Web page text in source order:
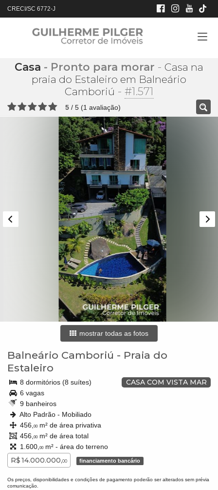
CRECI/SC 6772-J
Casa - Pronto para morar - Casa na
praia do Estaleiro em Balneário
Camboriú - #1.571
5 / 5 (1 avaliação)
mostrar todas as fotos
Balneário Camboriú - Praia do
Estaleiro
CASA COM VISTA MAR
8 dormitórios (8 suítes)
6 vagas
9 banheiros
Alto Padrão - Mobiliado
456, 00m² de área privativa
456, 00m² de área total
1.600, 00m² - área do terreno
R$ 14.000.000,00 financiamento bancário
Os preços, disponibilidades e condições de pagamento poderão ser alterados sem prévia
comunicação.